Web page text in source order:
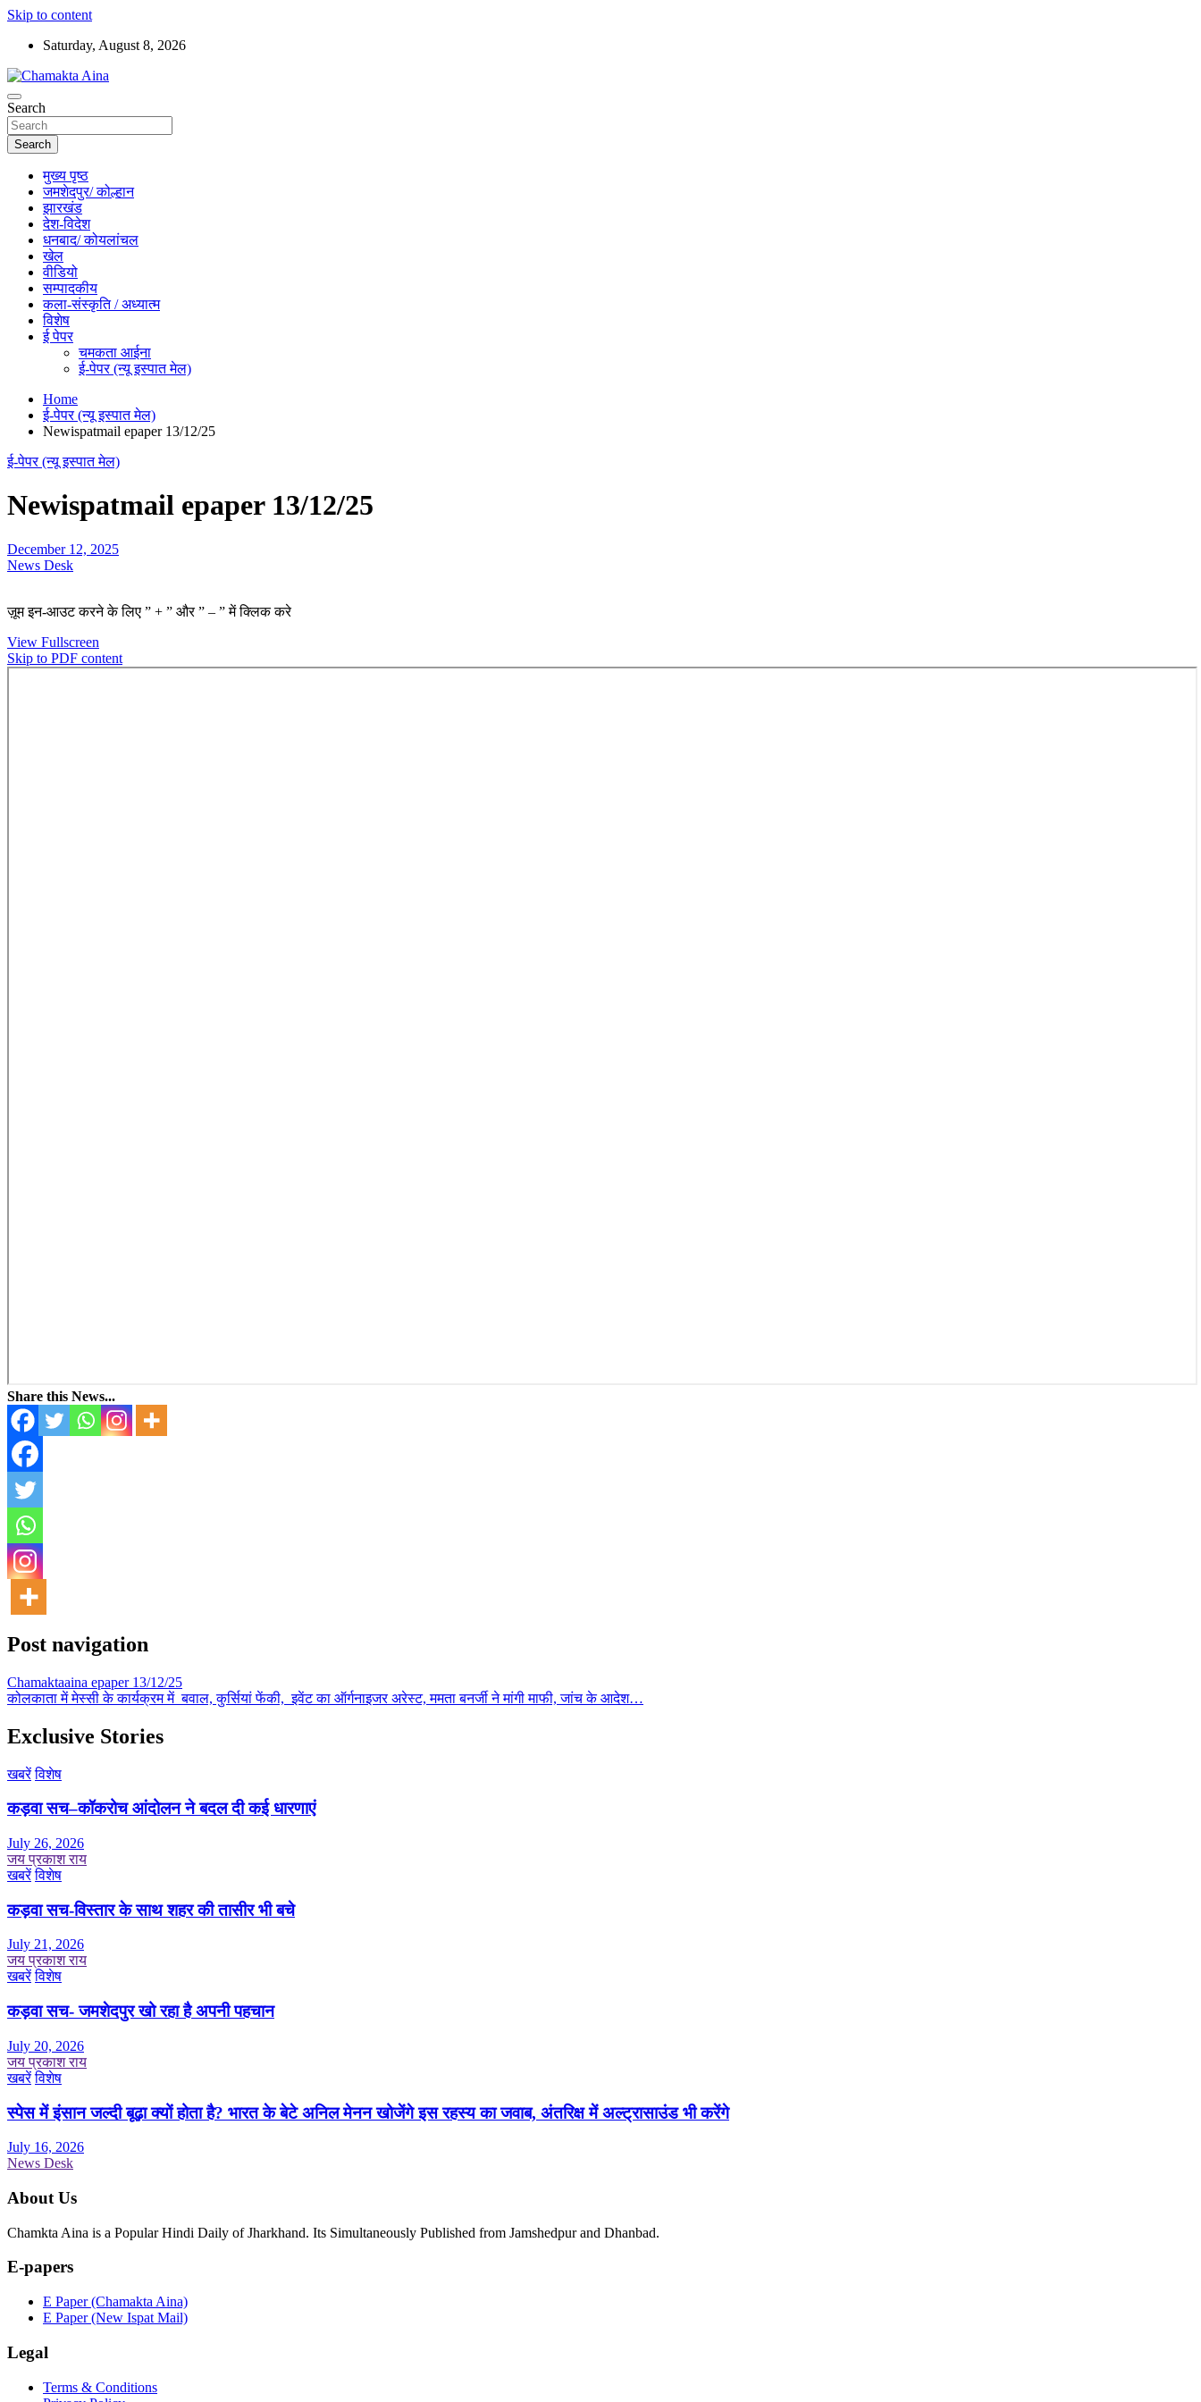
Skip to content
Saturday, August 8, 2026
Chamakta Aina
Hindi News Paper – Jharkhand
Search
Search
मुख्य पृष्ठ
जमशेदपुर/ कोल्हान
झारखंड
देश-विदेश
धनबाद/ कोयलांचल
खेल
वीडियो
सम्पादकीय
कला-संस्कृति / अध्यात्म
विशेष
ई पेपर
चमकता आईना
ई-पेपर (न्यू इस्पात मेल)
Home
ई-पेपर (न्यू इस्पात मेल)
Newispatmail epaper 13/12/25
ई-पेपर (न्यू इस्पात मेल)
Newispatmail epaper 13/12/25
December 12, 2025
News Desk
ज़ूम इन-आउट करने के लिए ” + ” और ” – ” में क्लिक करे
View Fullscreen
Skip to PDF content
Share this News...
Post navigation
Chamaktaaina epaper 13/12/25
कोलकाता में मेस्सी के कार्यक्रम में बवाल, कुर्सियां फेंकी, इवेंट का ऑर्गनाइजर अरेस्ट, ममता बनर्जी ने मांगी माफी, जांच के आदेश…
Exclusive Stories
खबरें विशेष
कड़वा सच–कॉकरोच आंदोलन ने बदल दी कई धारणाएं
July 26, 2026
जय प्रकाश राय
खबरें विशेष
कड़वा सच-विस्तार के साथ शहर की तासीर भी बचे
July 21, 2026
जय प्रकाश राय
खबरें विशेष
कड़वा सच- जमशेदपुर खो रहा है अपनी पहचान
July 20, 2026
जय प्रकाश राय
खबरें विशेष
स्पेस में इंसान जल्दी बूढ़ा क्यों होता है? भारत के बेटे अनिल मेनन खोजेंगे इस रहस्य का जवाब, अंतरिक्ष में अल्ट्रासाउंड भी करेंगे
July 16, 2026
News Desk
About Us
Chamkta Aina is a Popular Hindi Daily of Jharkhand. Its Simultaneously Published from Jamshedpur and Dhanbad.
E-papers
E Paper (Chamakta Aina)
E Paper (New Ispat Mail)
Legal
Terms & Conditions